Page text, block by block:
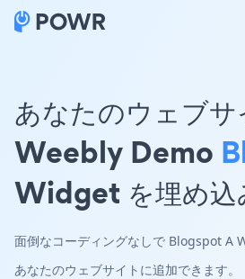
あなたのウェブ
Weebly Demo
Widget を埋め込
面倒なコーディングなしで Blogspot A
あなたのウェブサイトに追加できます。